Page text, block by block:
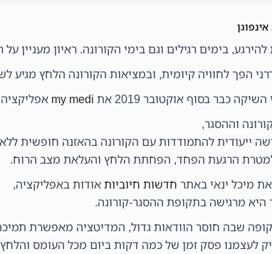
בימים רגילים וגם בימי הקורונה. ראיון מעניין על
הפך לחוויה קיומית, ובמציאות הקורונה הלחץ מגיע
כבר בסוף אוקטובר 2019 את my medi
וההסגר,
ייעודית להתמודדות עם הקורונה בהאזנה חופשית
למטרת הרגעת הפחד, הפחתת הלחץ והעלאת מצב הרוח.
מיכל ינאי באתר חדשות חיוביות אודות באפליקציה,
מרגישה בתקופת ההסגר-קורונה.
שבה חוסר הוודאות גדול, המדיטציה מאפשרת
לעצמנו פסק זמן של כמה דקות ביום מכל העומס והלחץ